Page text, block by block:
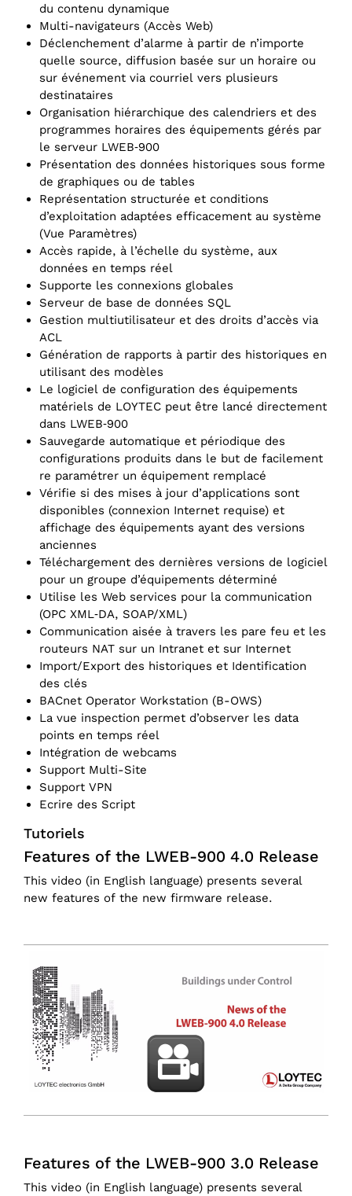
du contenu dynamique
Multi-navigateurs (Accès Web)
Déclenchement d’alarme à partir de n’importe
quelle source, diffusion basée sur un horaire ou
sur événement via courriel vers plusieurs
destinataires
Organisation hiérarchique des calendriers et des
programmes horaires des équipements gérés par
le serveur LWEB‑900
Présentation des données historiques sous forme
de graphiques ou de tables
Représentation structurée et conditions
d’exploitation adaptées efficacement au système
(Vue Paramètres)
Accès rapide, à l’échelle du système, aux
données en temps réel
Supporte les connexions globales
Serveur de base de données SQL
Gestion multiutilisateur et des droits d’accès via
ACL
Génération de rapports à partir des historiques en
utilisant des modèles
Le logiciel de configuration des équipements
matériels de LOYTEC peut être lancé directement
dans LWEB‑900
Sauvegarde automatique et périodique des
configurations produits dans le but de facilement
re paramétrer un équipement remplacé
Vérifie si des mises à jour d’applications sont
disponibles (connexion Internet requise) et
affichage des équipements ayant des versions
anciennes
Téléchargement des dernières versions de logiciel
pour un groupe d’équipements déterminé
Utilise les Web services pour la communication
(OPC XML‑DA, SOAP/XML)
Communication aisée à travers les pare feu et les
routeurs NAT sur un Intranet et sur Internet
Import/Export des historiques et Identification
des clés
BACnet Operator Workstation (B-OWS)
La vue inspection permet d’observer les data
points en temps réel
Intégration de webcams
Support Multi-Site
Support VPN
Ecrire des Script
Tutoriels
Features of the LWEB-900 4.0 Release
This video (in English language) presents several
new features of the new firmware release.
Features of the LWEB-900 3.0 Release
This video (in English language) presents several